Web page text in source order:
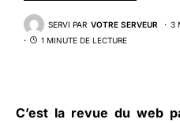
SERVI PAR VOTRE SERVEUR 3
1 MINUTE DE LECTURE
C’est la revue du web